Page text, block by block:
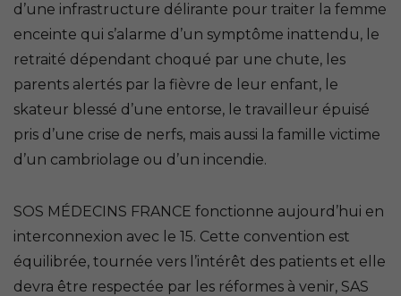
d’une infrastructure délirante pour traiter la femme
enceinte qui s’alarme d’un symptôme inattendu, le
retraité dépendant choqué par une chute, les
parents alertés par la fièvre de leur enfant, le
skateur blessé d’une entorse, le travailleur épuisé
pris d’une crise de nerfs, mais aussi la famille victime
d’un cambriolage ou d’un incendie.
SOS MÉDECINS FRANCE fonctionne aujourd’hui en
interconnexion avec le 15. Cette convention est
équilibrée, tournée vers l’intérêt des patients et elle
devra être respectée par les réformes à venir, SAS